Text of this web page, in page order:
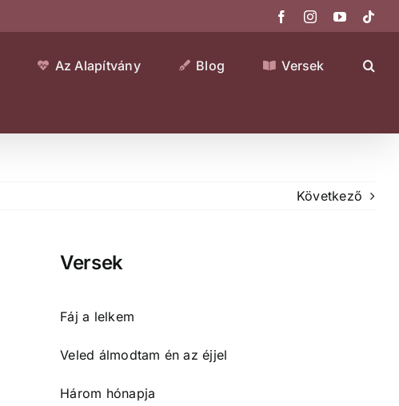
FacebookInstagram
YouTube
Az Alapítvány Blog Versek
Következő
Versek
Fáj a lelkem
Veled álmodtam én az éjjel
Három hónapja